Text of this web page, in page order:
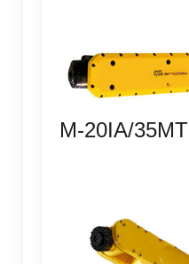
M-20IA/35MT